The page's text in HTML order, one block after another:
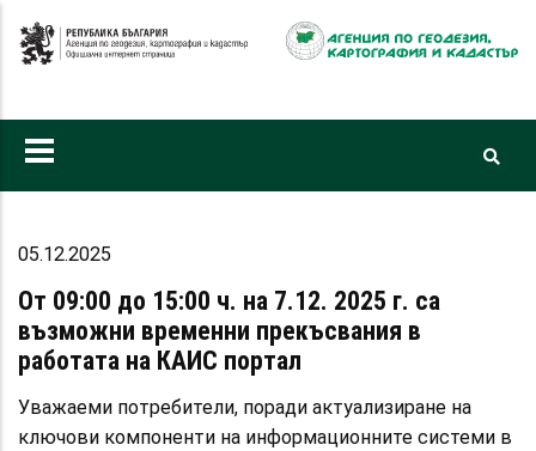
към
05.12.2025
От 09:00 до 15:00 ч. на 7.12. 2025 г. са
възможни временни прекъсвания в
работата на КАИС портал
Уважаеми потребители, поради актуализиране на
ключови компоненти на информационните системи в